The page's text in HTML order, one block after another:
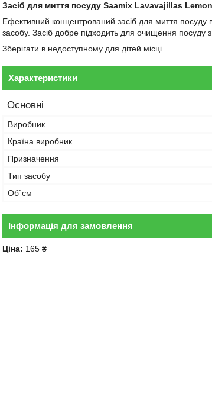
Засіб для миття посуду Saamix Lavavajillas
Ефективний концентрований засіб для миття посуду
засобу. Засіб добре підходить для очищення
Зберігати в недоступному для дітей місці.
Характеристики
Основні
Виробник
Країна виробник
Призначення
Тип засобу
Об`єм
Інформація для замовлення
Ціна: 165 ₴